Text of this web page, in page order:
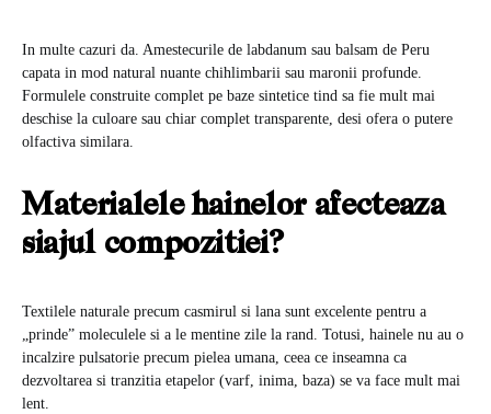
In multe cazuri da. Amestecurile de labdanum sau balsam de Peru
capata in mod natural nuante chihlimbarii sau maronii profunde.
Formulele construite complet pe baze sintetice tind sa fie mult mai
deschise la culoare sau chiar complet transparente, desi ofera o putere
olfactiva similara.
Materialele hainelor afecteaza
siajul compozitiei?
Textilele naturale precum casmirul si lana sunt excelente pentru a
„prinde” moleculele si a le mentine zile la rand. Totusi, hainele nu au o
incalzire pulsatorie precum pielea umana, ceea ce inseamna ca
dezvoltarea si tranzitia etapelor (varf, inima, baza) se va face mult mai
lent.